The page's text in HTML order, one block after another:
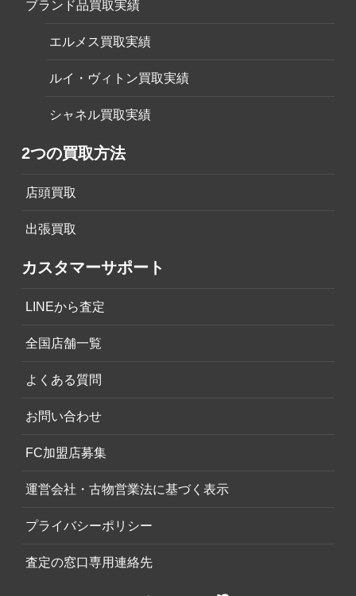
ブランド品買取実績
エルメス買取実績
ルイ・ヴィトン買取実績
シャネル買取実績
2つの買取方法
店頭買取
出張買取
カスタマーサポート
LINEから査定
全国店舗一覧
よくある質問
お問い合わせ
FC加盟店募集
運営会社・古物営業法に基づく表示
プライバシーポリシー
査定の窓口専用連絡先